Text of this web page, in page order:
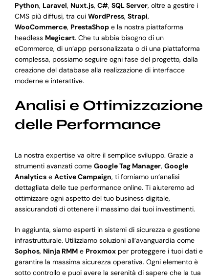
Python, Laravel, Nuxt.js, C#, SQL Server, oltre a gestire i
CMS più diffusi, tra cui WordPress, Strapi,
WooCommerce, PrestaShope la nostra piattaforma
headless Megicart. Che tu abbia bisogno di un
eCommerce, di un’app personalizzata o di una piattaforma
complessa, possiamo seguire ogni fase del progetto, dalla
creazione del database alla realizzazione di interfacce
moderne e interattive.
Analisi e Ottimizzazione
delle Performance
La nostra expertise va oltre il semplice sviluppo. Grazie a
strumenti avanzati come Google Tag Manager, Google
Analyticse Active Campaign, ti forniamo un’analisi
dettagliata delle tue performance online. Ti aiuteremo ad
ottimizzare ogni aspetto del tuo business digitale,
assicurandoti di ottenere il massimo dai tuoi investimenti.
In aggiunta, siamo esperti in sistemi di sicurezza e gestione
infrastrutturale. Utilizziamo soluzioni all’avanguardia come
Sophos, Ninja RMMe Proxmoxper proteggere i tuoi dati e
garantire la massima sicurezza operativa. Ogni elemento è
sotto controllo e puoi avere la serenità di sapere che la tua